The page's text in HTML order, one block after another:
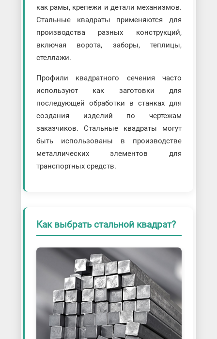
как рамы, крепежи и детали механизмов.
Стальные квадраты применяются для
производства разных конструкций,
включая ворота, заборы, теплицы,
стеллажи.
Профили квадратного сечения часто
используют как заготовки для
последующей обработки в станках для
создания изделий по чертежам
заказчиков. Стальные квадраты могут
быть использованы в производстве
металлических элементов для
транспортных средств.
Как выбрать стальной квадрат?